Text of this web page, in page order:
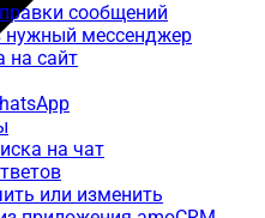
сообщений
нужный мессенджер
на сайт
на чат
или изменить